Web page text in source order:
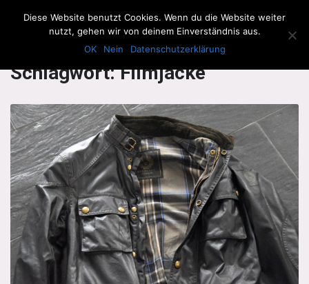
The Howling Men
Schlagwort:Filmjacke
Diese Website benutzt Cookies. Wenn du die Website weiter
nutzt, gehen wir von deinem Einverständnis aus.
OK
Nein Datenschutzerklärung